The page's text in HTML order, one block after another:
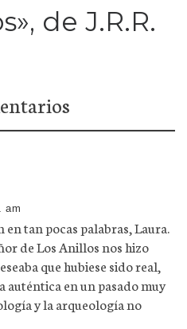
de J.R.R.
am
en tan pocas palabras, Laura.
de Los Anillos nos hizo
que hubiese sido real,
auténtica en un pasado muy
y la arqueología no